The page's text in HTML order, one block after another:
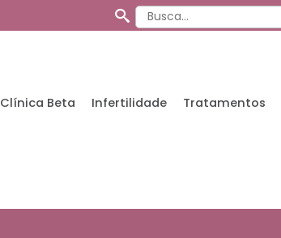
Clínica Beta Infertilidade Tratamentos